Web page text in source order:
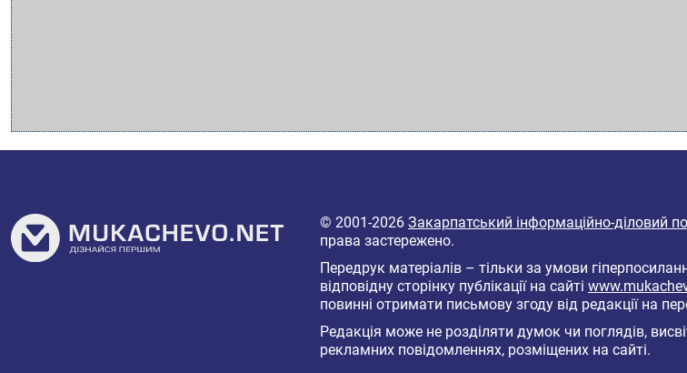
© 2001-2026 Закарпатський інформаційно-діловий
права застережено.
Передрук матеріалів – тільки за умови
відповідну сторінку публікації на сайті
повинні отримати письмову згоду від редакції на
Редакція може не розділяти думок чи поглядів,
рекламних повідомленнях, розміщених на сайті.